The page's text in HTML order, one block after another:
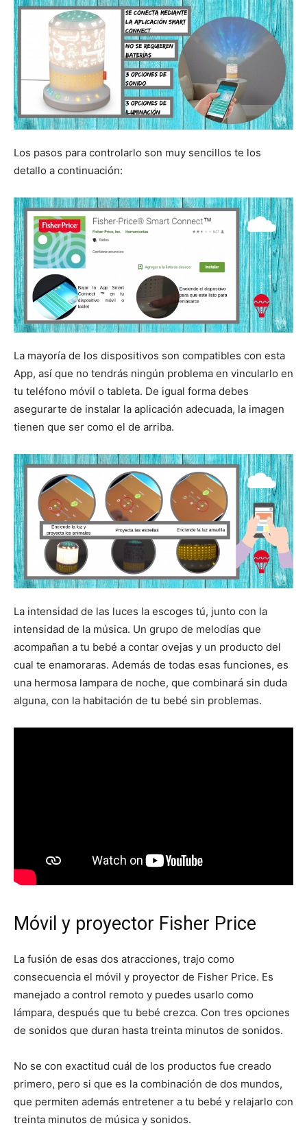
Los pasos para controlarlo son muy sencillos te los
detallo a continuación:
La mayoría de los dispositivos son compatibles con esta
App, así que no tendrás ningún problema en vincularlo en
tu teléfono móvil o tableta. De igual forma debes
asegurarte de instalar la aplicación adecuada, la imagen
tienen que ser como el de arriba.
La intensidad de las luces la escoges tú, junto con la
intensidad de la música. Un grupo de melodías que
acompañan a tu bebé a contar ovejas y un producto del
cual te enamoraras. Además de todas esas funciones, es
una hermosa lampara de noche, que combinará sin duda
alguna, con la habitación de tu bebé sin problemas.
Móvil y proyector Fisher Price
La fusión de esas dos atracciones, trajo como
consecuencia el móvil y proyector de Fisher Price. Es
manejado a control remoto y puedes usarlo como
lámpara, después que tu bebé crezca. Con tres opciones
de sonidos que duran hasta treinta minutos de sonidos.
No se con exactitud cuál de los productos fue creado
primero, pero si que es la combinación de dos mundos,
que permiten además entretener a tu bebé y relajarlo con
treinta minutos de música y sonidos.